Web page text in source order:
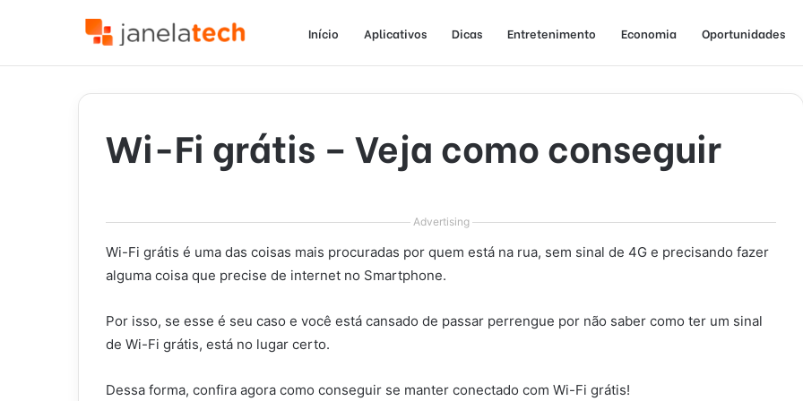
Início Aplicativos Dicas Entretenimento Economia Oportunidades
Wi-Fi grátis – Veja como conseguir
Advertising
Wi-Fi grátis é uma das coisas mais procuradas por quem está na rua, sem sinal de 4G e precisando fazer
alguma coisa que precise de internet no Smartphone.
Por isso, se esse é seu caso e você está cansado de passar perrengue por não saber como ter um sinal
de Wi-Fi grátis, está no lugar certo.
Dessa forma, confira agora como conseguir se manter conectado com Wi-Fi grátis!